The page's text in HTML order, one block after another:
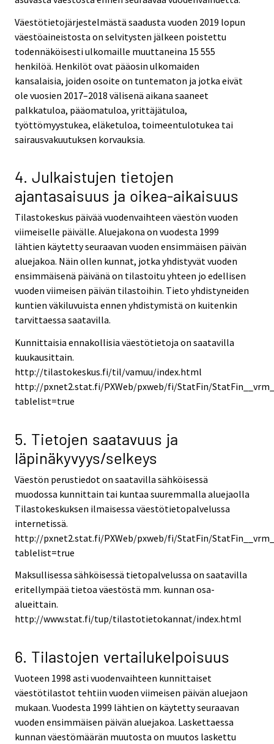
Väestötietojärjestelmästä saadusta vuoden 2019 lopun
väestöaineistosta on selvitysten jälkeen poistettu
todennäköisesti ulkomaille muuttaneina 15 555
henkilöä. Henkilöt ovat pääosin ulkomaiden
kansalaisia, joiden osoite on tuntematon ja jotka eivät
ole vuosien 2017–2018 välisenä aikana saaneet
palkkatuloa, pääomatuloa, yrittäjätuloa,
työttömyystukea, eläketuloa, toimeentulotukea tai
sairausvakuutuksen korvauksia.
4. Julkaistujen tietojen
ajantasaisuus ja oikea-aikaisuus
Tilastokeskus päivää vuodenvaihteen väestön vuoden
viimeiselle päivälle. Aluejakona on vuodesta 1999
lähtien käytetty seuraavan vuoden ensimmäisen päivän
aluejakoa. Näin ollen kunnat, jotka yhdistyvät vuoden
ensimmäisenä päivänä on tilastoitu yhteen jo edellisen
vuoden viimeisen päivän tilastoihin. Tieto yhdistyneiden
kuntien väkiluvuista ennen yhdistymistä on kuitenkin
tarvittaessa saatavilla.
Kunnittaisia ennakollisia väestötietoja on saatavilla
kuukausittain.
http://tilastokeskus.fi/til/vamuu/index.html
http://pxnet2.stat.fi/PXWeb/pxweb/fi/StatFin/
tablelist=true
5. Tietojen saatavuus ja
läpinäkyvyys/selkeys
Väestön perustiedot on saatavilla sähköisessä
muodossa kunnittain tai kuntaa suuremmalla aluejaolla
Tilastokeskuksen ilmaisessa väestötietopalvelussa
internetissä.
http://pxnet2.stat.fi/PXWeb/pxweb/fi/StatFin/
tablelist=true
Maksullisessa sähköisessä tietopalvelussa on saatavilla
eritellympää tietoa väestöstä mm. kunnan osa-
alueittain.
http://www.stat.fi/tup/tilastotietokannat/index.html
6. Tilastojen vertailukelpoisuus
Vuoteen 1998 asti vuodenvaihteen kunnittaiset
väestötilastot tehtiin vuoden viimeisen päivän aluejaon
mukaan. Vuodesta 1999 lähtien on käytetty seuraavan
vuoden ensimmäisen päivän aluejakoa. Laskettaessa
kunnan väestömäärän muutosta on muutos laskettu